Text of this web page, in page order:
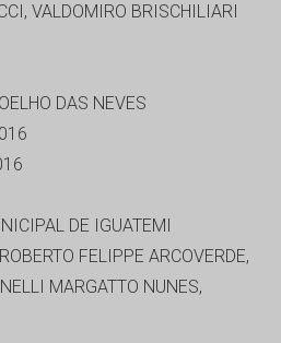
VALDOMIRO BRISCHILIARI
DAS NEVES
DE IGUATEMI
FELIPPE ARCOVERDE,
MARGATTO NUNES,